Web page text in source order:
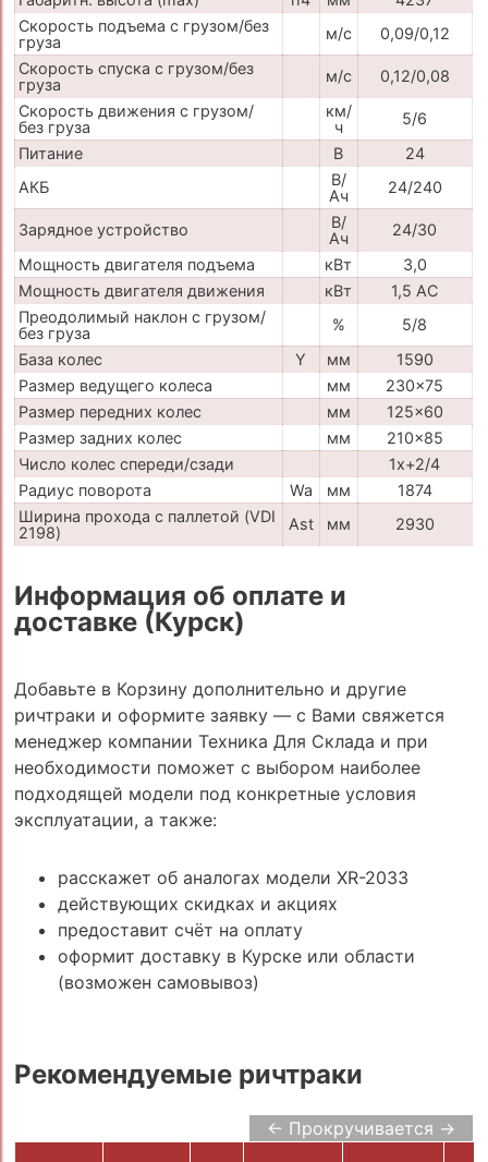
Скорость подъема с грузом/без
груза
м/с
0,09/0,12
Скорость спуска с грузом/без
груза
м/с
0,12/0,08
Скорость движения с грузом/
без груза
км/
ч
5/6
Питание
В
24
АКБ
В/
Ач
24/240
Зарядное устройство
В/
Ач
24/30
Мощность двигателя подъема
кВт
3,0
Мощность двигателя движения
кВт
1,5 AC
Преодолимый наклон с грузом/
без груза
%
5/8
База колес
Y мм
1590
Размер ведущего колеса
мм
230x75
Размер передних колес
мм
125x60
Размер задних колес
мм
210x85
Число колес спереди/сзади
1x+2/4
Радиус поворота
Wa мм
1874
Ширина прохода с паллетой (VDI
2198)
Ast мм 2930
Информация об оплате и
доставке (Курск)
Добавьте в Корзину дополнительно и другие
ричтраки и оформите заявку — с Вами свяжется
менеджер компании Техника Для Склада и при
необходимости поможет с выбором наиболее
подходящей модели под конкретные условия
эксплуатации, а также:
расскажет об аналогах модели XR-2033
действующих скидках и акциях
предоставит счёт на оплату
оформит доставку в Курске или области
(возможен самовывоз)
Рекомендуемые ричтраки
← Прокручивается →